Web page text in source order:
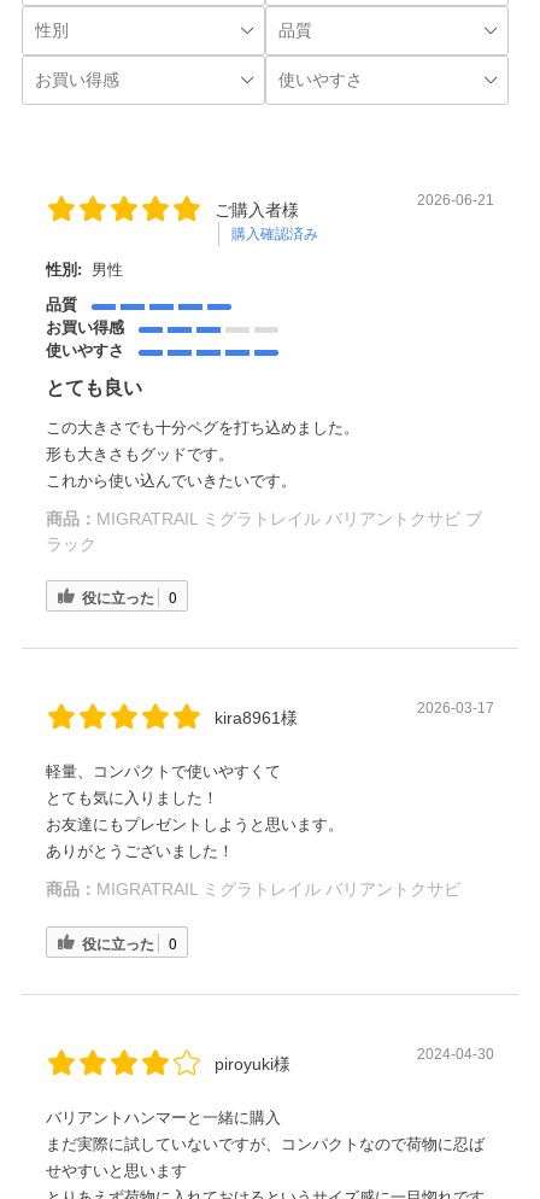
ご購入者様
購入確認済み
2026-06-21
性別:
男性
品質
お買い得感
使いやすさ
とても良い
この大きさでも十分ペグを打ち込めました。
形も大きさもグッドです。
これから使い込んでいきたいです。
商品： MIGRATRAIL ミグラトレイル バリアントクサビ ブ
ラック
役に立った 0
kira8961様 2026-03-17
軽量、コンパクトで使いやすくて
とても気に入りました！
お友達にもプレゼントしようと思います。
ありがとうございました！
商品： MIGRATRAIL ミグラトレイル バリアントクサビ
役に立った 0
piroyuki様 2024-04-30
バリアントハンマーと一緒に購入
まだ実際に試していないですが、コンパクトなので荷物に忍ば
せやすいと思います